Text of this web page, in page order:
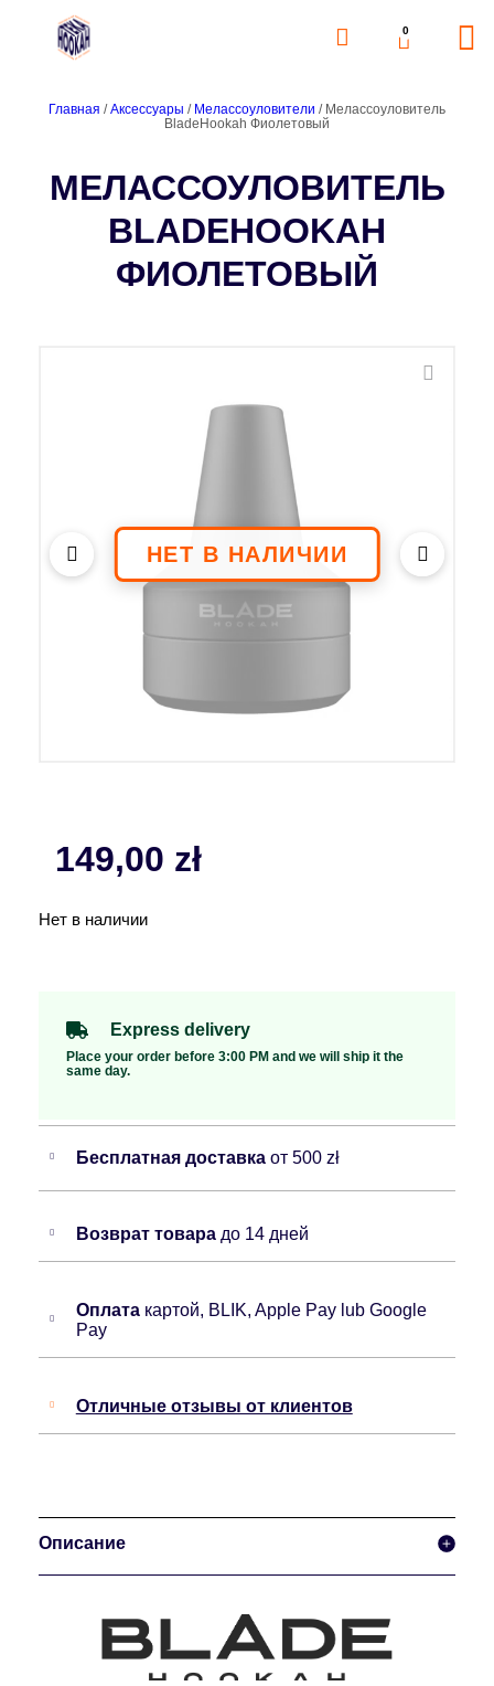
0
Главная /Аксессуары / Мелассоуловители / Мелассоуловитель
BladeHookah Фиолетовый
МЕЛАССОУЛОВИТЕЛЬ
BLADEHOOKAH
ФИОЛЕТОВЫЙ
149,00 zł
Нет в наличии
Express delivery
Place your order before 3:00 PM and we will ship it the
same day.
Бесплатная доставка от 500 zł
Возврат товара до 14 дней
Оплата картой, BLIK, Apple Pay lub Google
Pay
Отличные отзывы от клиентов
Описание